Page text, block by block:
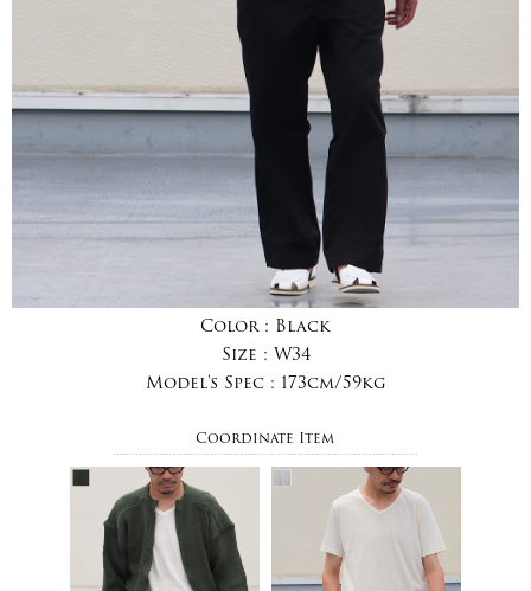
Color : Black
Size : W34
Model's Spec : 173cm/59kg
Coordinate Item